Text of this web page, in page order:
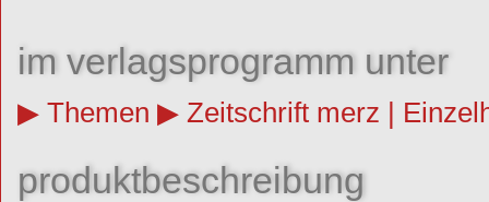
im verlagsprogramm unter
Themen Zeitschrift merz |
produktbeschreibung